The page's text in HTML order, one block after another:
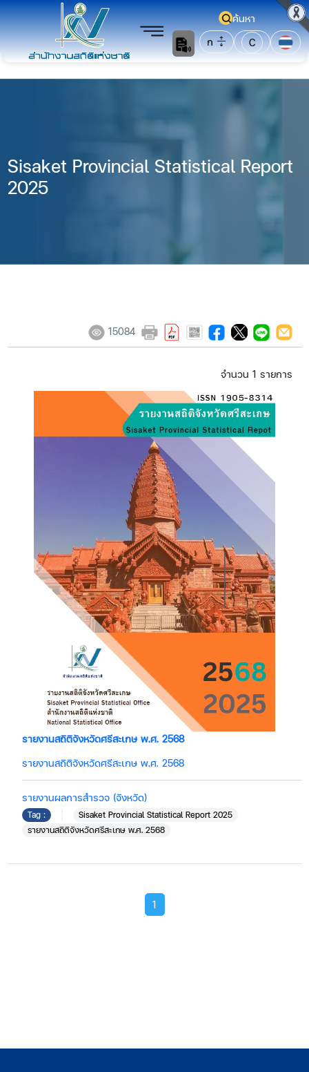
ค้นหา
ก
C
Sisaket Provincial Statistical Report
2025
15084
จำนวน 1 รายการ
รายงานสถิติจังหวัดศรีสะเกษ พ.ศ. 2568
รายงานสถิติจังหวัดศรีสะเกษ พ.ศ. 2568
รายงานผลการสำรวจ (จังหวัด)
Tag :
Sisaket Provincial Statistical Report 2025
รายงานสถิติจังหวัดศรีสะเกษ พ.ศ. 2568
1